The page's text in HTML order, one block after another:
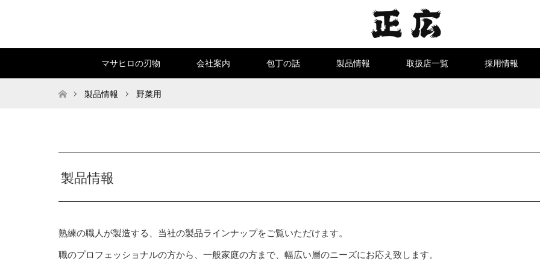
マサヒロの刃物 会社案内 包丁の話 製品情報 取扱店一覧 採用情報
トップページ
製品情報 野菜用
製品情報
熟練の職人が製造する、当社の製品ラインナップをご覧いただけます。
職のプロフェッショナルの方から、一般家庭の方まで、幅広い層のニーズにお応え致します。